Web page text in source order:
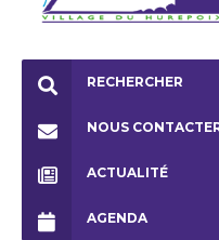
RECHERCHER
NOUS
ACTUALITÉ
AGENDA